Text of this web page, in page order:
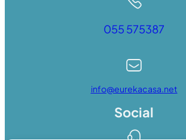
055 575387
info@eurekacasa.net
Social